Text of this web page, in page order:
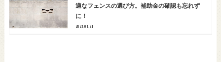
適なフェンスの選び方。補助金の確認も忘れず
に！
2021.01.21